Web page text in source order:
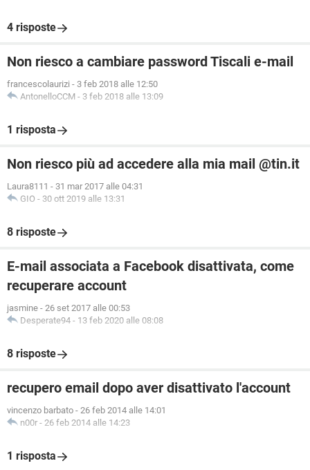
4 risposte
Non riesco a cambiare password Tiscali e-mail
francescolaurizi - 3 feb 2018 alle 12:50
AntonelloCCM - 3 feb 2018 alle 13:09
1 risposta
Non riesco più ad accedere alla mia mail @tin.it
Laura8111 - 31 mar 2017 alle 04:31
GIO - 30 ott 2019 alle 13:31
8 risposte
E-mail associata a Facebook disattivata, come
recuperare account
jasmine - 26 set 2017 alle 00:53
Desperate94 - 13 feb 2020 alle 08:08
8 risposte
recupero email dopo aver disattivato l'account
vincenzo barbato - 26 feb 2014 alle 14:01
n00r - 26 feb 2014 alle 14:23
1 risposta